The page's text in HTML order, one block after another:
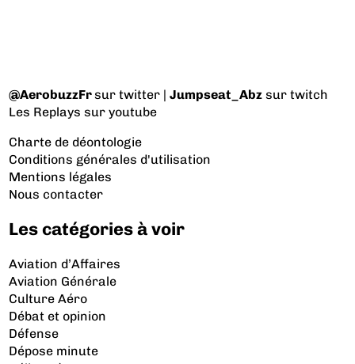
@AerobuzzFrsur twitter |Jumpseat_Abz sur twitch
Les Replays sur youtube
Charte de déontologie
Conditions générales d'utilisation
Mentions légales
Nous contacter
Les catégories à voir
Aviation d’Affaires
Aviation Générale
Culture Aéro
Débat et opinion
Défense
Dépose minute